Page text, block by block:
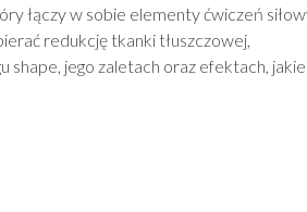
łączy w sobie elementy ćwiczeń
redukcję tkanki tłuszczowej,
jego zaletach oraz efektach, jakie